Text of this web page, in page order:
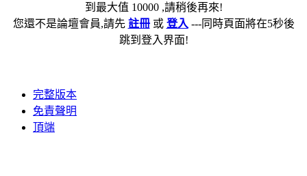
到最大值 10000 ,請稍後再來!
您還不是論壇會員,請先 註冊或 登入 ---同時頁面將在5秒後
跳到登入界面!
完整版本
免責聲明
頂端